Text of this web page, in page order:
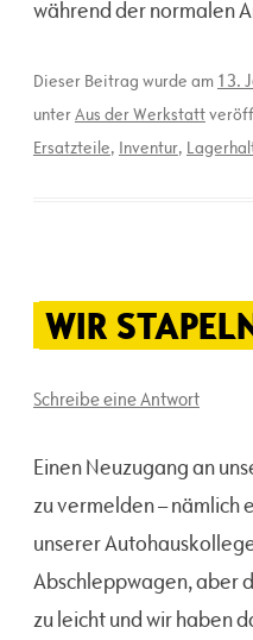
während der normalen
Dieser Beitrag wurde am 13.
unterAus der Werkstatt
Ersatzteile, Inventur,
WIR
Schreibe eine Antwort
Einen Neuzugang an
zu vermelden – nämlich
unserer
Abschleppwagen, aber
zu leicht und wir haben